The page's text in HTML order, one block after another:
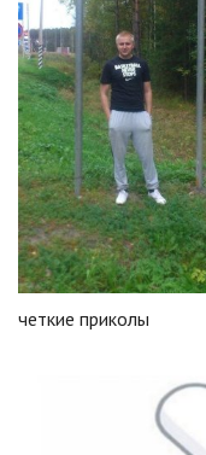
четкие приколы